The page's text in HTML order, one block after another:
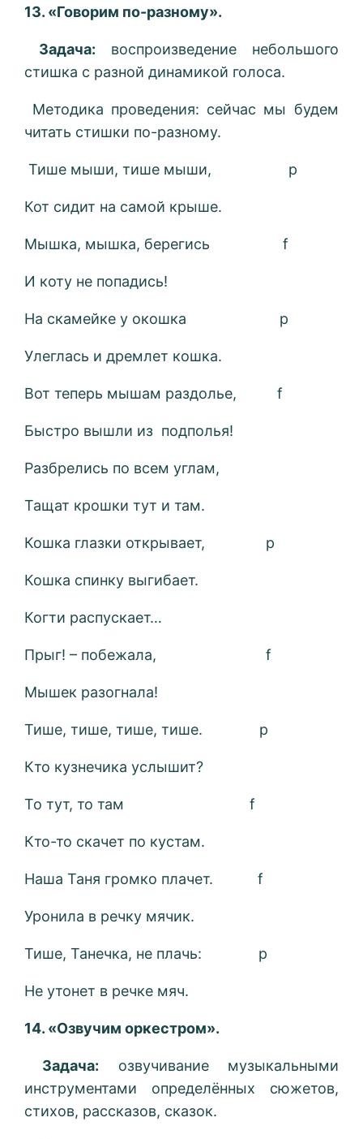
13. «Говорим по-разному».
Задача: воспроизведение небольшого
стишка с разной динамикой голоса.
Методика проведения: сейчас мы будем
читать стишки по-разному.
Тише мыши, тише мыши, p
Кот сидит на самой крыше.
Мышка, мышка, берегись f
И коту не попадись!
На скамейке у окошка p
Улеглась и дремлет кошка.
Вот теперь мышам раздолье, f
Быстро вышли из подполья!
Разбрелись по всем углам,
Тащат крошки тут и там.
Кошка глазки открывает, p
Кошка спинку выгибает.
Когти распускает…
Прыг! – побежала, f
Мышек разогнала!
Тише, тише, тише, тише. p
Кто кузнечика услышит?
То тут, то там f
Кто-то скачет по кустам.
Наша Таня громко плачет. f
Уронила в речку мячик.
Тише, Танечка, не плачь: p
Не утонет в речке мяч.
14. «Озвучим оркестром».
Задача: озвучивание музыкальными
инструментами определённых сюжетов,
стихов, рассказов, сказок.